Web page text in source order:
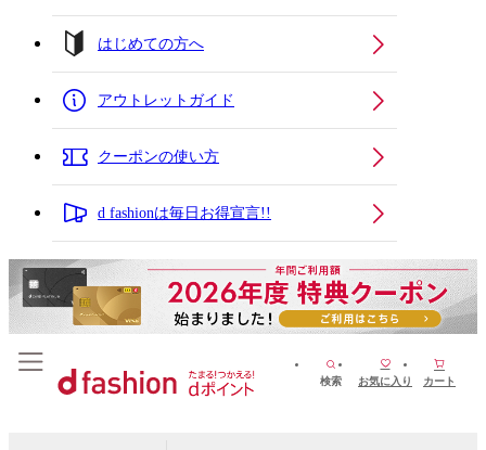
はじめての方へ
アウトレットガイド
クーポンの使い方
d fashionは毎日お得宣言!!
検索 お気に入り カート